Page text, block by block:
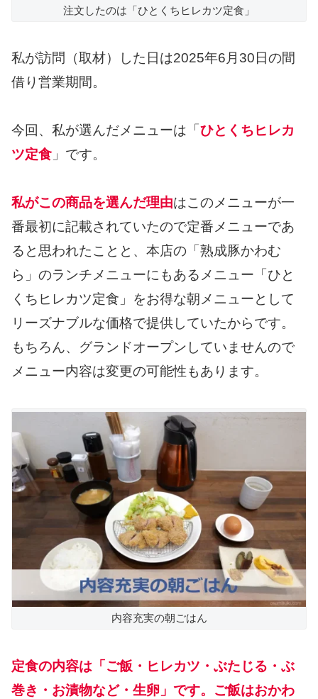
注文したのは「ひとくちヒレカツ定食」
私が訪問（取材）した日は2025年6月30日の間
借り営業期間。
今回、私が選んだメニューは「 ひとくちヒレカ
ツ定食 」です。
私がこの商品を選んだ理由はこのメニューが一
番最初に記載されていたので定番メニューであ
ると思われたことと、本店の「熟成豚かわむ
ら」のランチメニューにもあるメニュー「ひと
くちヒレカツ定食」をお得な朝メニューとして
リーズナブルな価格で提供していたからです。
もちろん、グランドオープンしていませんので
メニュー内容は変更の可能性もあります。
内容充実の朝ごはん
定食の内容は「ご飯・ヒレカツ・ぶたじる・ぶ
巻き・お漬物など・生卵」です。ご飯はおかわ